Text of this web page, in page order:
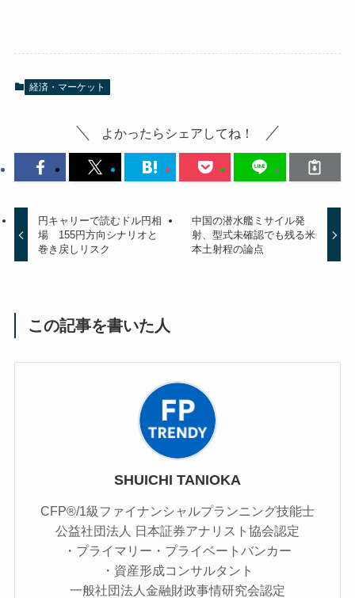
経済・マーケット
よかったらシェアしてね！
円キャリーで読むドル円相
場 155円方向シナリオと
巻き戻しリスク
中国の潜水艦ミサイル発
射、型式未確認でも残る米
本土射程の論点
この記事を書いた人
SHUICHI TANIOKA
CFP®/1級ファイナンシャルプランニング技能士
公益社団法人 日本証券アナリスト協会認定
・プライマリー・プライベートバンカー
・資産形成コンサルタント
一般社団法人金融財政事情研究会認定